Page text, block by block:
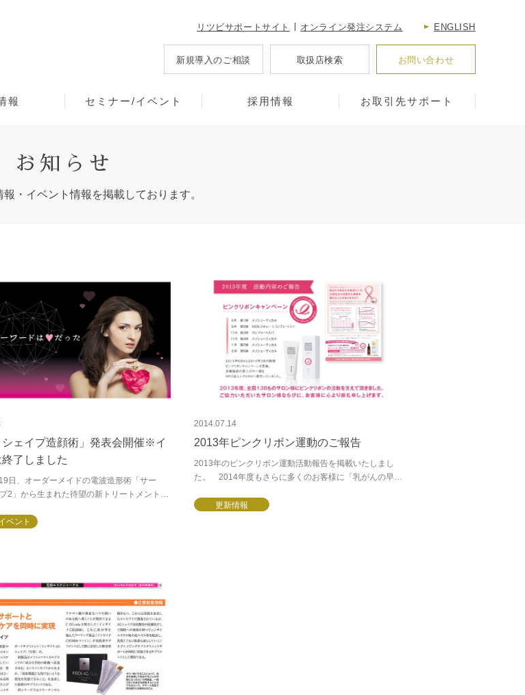
リツビサポートサイト オンライン発注システム ENGLISH
新規導入のご相談 取扱店検索 お問い合わせ
報 セミナー/イベント 採用情報 お取引先サポート
お知らせ
報・イベント情報を掲載しております。
シェイプ造顔術」発表会開催※イ
了しました
日、オーダーメイドの電波造形術「サー
2」から生まれた待望の新トリートメント、
メスや麻酔を使わずに、美しいハー...
ベント
2014.07.14
2013年ピンクリボン運動のご報告
2013年のピンクリボン運動活動報告を掲載いたしまし
た。 2014年度もさらに多くのお客様に「乳がんの早期
るよう、引き続きオフィシャルサポーターとして...
更新情報